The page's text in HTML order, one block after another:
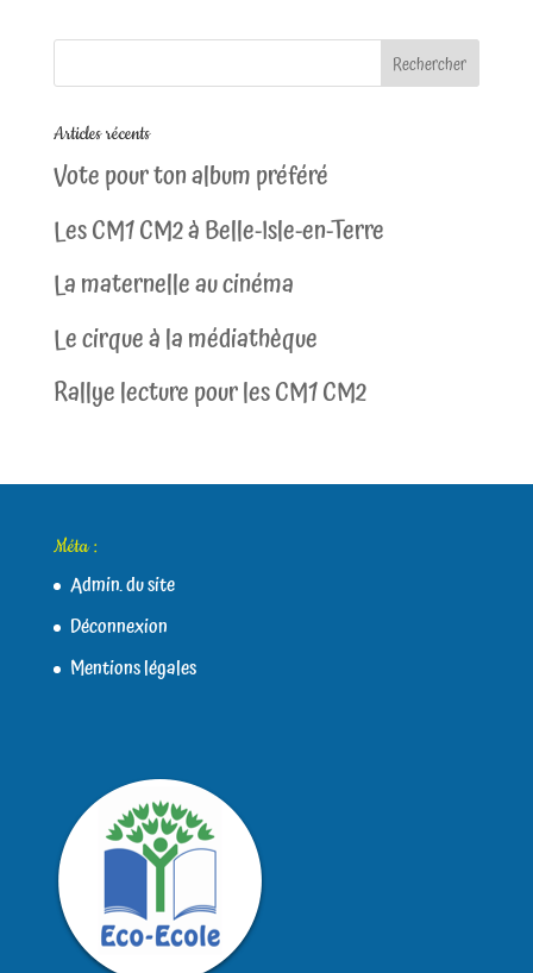
Articles récents
Vote pour ton album préféré
Les CM1 CM2 à Belle-Isle-en-Terre
La maternelle au cinéma
Le cirque à la médiathèque
Rallye lecture pour les CM1 CM2
Méta :
Admin. du site
Déconnexion
Mentions légales